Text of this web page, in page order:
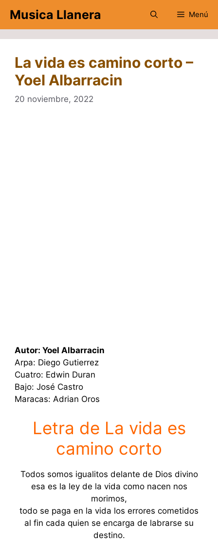
contenido
Musica Llanera Menú
La vida es camino corto –
Yoel Albarracin
20 noviembre, 2022
Autor: Yoel Albarracin
Arpa: Diego Gutierrez
Cuatro: Edwin Duran
Bajo: José Castro
Maracas: Adrian Oros
Letra de La vida es
camino corto
Todos somos igualitos delante de Dios divino
esa es la ley de la vida como nacen nos
morimos,
todo se paga en la vida los errores cometidos
al fin cada quien se encarga de labrarse su
destino.